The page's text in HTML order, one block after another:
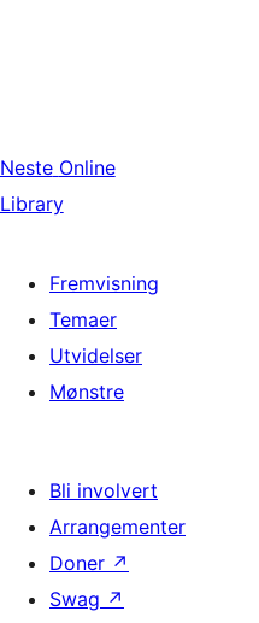
Neste Online
Library
Fremvisning
Temaer
Utvidelser
Mønstre
Bli involvert
Arrangementer
Doner ↗
Swag ↗